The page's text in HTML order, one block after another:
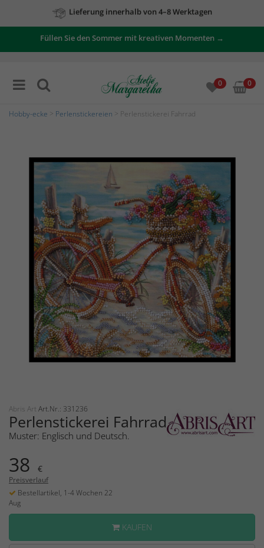
Zu unseren Angeboten
Füllen Sie den Sommer mit kreativen Momenten →
0 0
Hobby-ecke Perlenstickereien > Perlenstickerei Fahrrad
Abris Art Art.Nr.: 331236
Perlenstickerei Fahrrad
Muster: Englisch und Deutsch.
38 €
Preisverlauf
Bestellartikel, 1-4 Wochen 22
Aug
KAUFEN